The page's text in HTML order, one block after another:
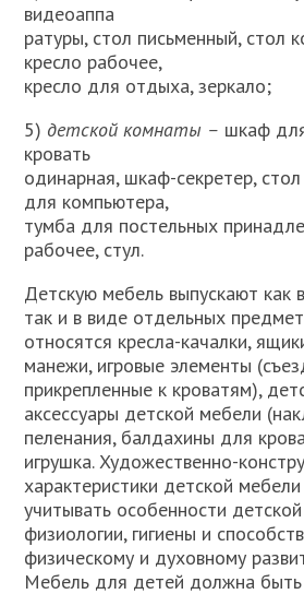
видеоаппа­
ратуры, стол письменный, стол
кресло рабочее,
кресло для отдыха, зеркало;
5) детской комнаты – шкаф
кровать
одинарная, шкаф-секретер,
для компьютера,
тумба для постельных
рабочее, стул.
Детскую мебель выпускают как
так и в виде отдельных
относятся кресла-качалки,
манежи, игровые элементы
прикреп­ленные к кроватям),
аксессуары детской мебели
пеленания, балдахины для
игрушка. Художественно-
характеристики дет­ской
учитывать особенности
физиологии, гигиены и
физическому и духовному
Мебель для детей должна быть